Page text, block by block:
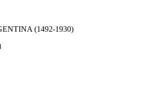
(1492-1930)